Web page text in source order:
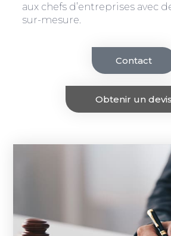
aux chefs d’entreprises avec
sur-mesure.
Contact
Obtenir un devis